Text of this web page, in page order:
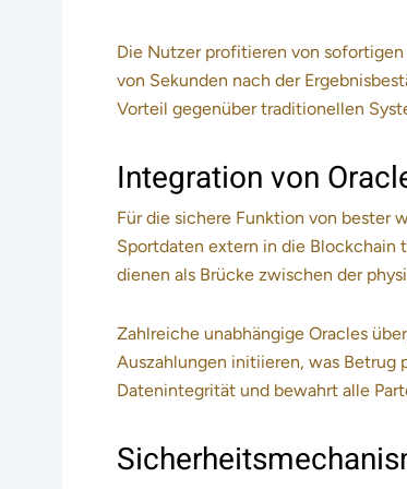
Die Nutzer profitieren von
von Sekunden nach der
Vorteil gegenüber traditionellen
Integration von
Für die sichere Funktion von bester
Sportdaten extern in die Blockchain
dienen als Brücke zwischen der
Zahlreiche unabhängige Oracles
Auszahlungen initiieren, was Betrug
Datenintegrität und bewahrt alle